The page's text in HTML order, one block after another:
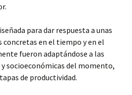
para dar respuesta a unas
concretas en el tiempo y en el
fueron adaptándose a las
socioeconómicas del momento,
de productividad.